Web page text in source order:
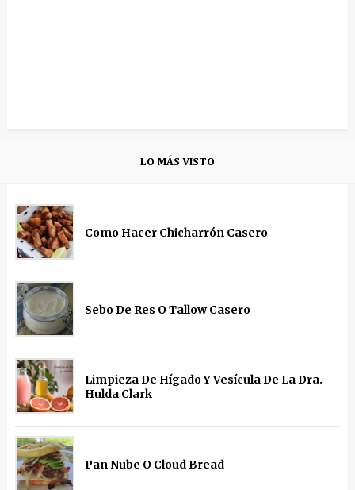
LO MÁS VISTO
Como Hacer Chicharrón Casero
Sebo De Res O Tallow Casero
Limpieza De Hígado Y Vesícula De La Dra.
Hulda Clark
Pan Nube O Cloud Bread